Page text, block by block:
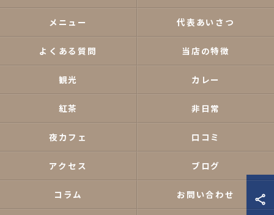
メニュー 代表あいさつ
よくある質問 当店の特徴
観光 カレー
紅茶 非日常
夜カフェ 口コミ
アクセス ブログ
コラム お問い合わせ